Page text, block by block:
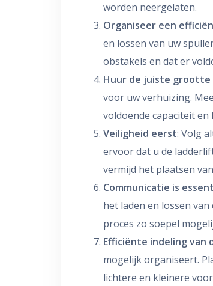
worden neergelaten.
Organiseer een
en lossen van uw
obstakels en dat er
Huur de juiste
voor uw verhuizing.
voldoende capaciteit
Veiligheid eerst: Volg
ervoor dat u de
vermijd het plaatsen
Communicatie is
het laden en lossen
proces zo soepel
Efficiënte indeling van
mogelijk organiseert.
lichtere en kleinere